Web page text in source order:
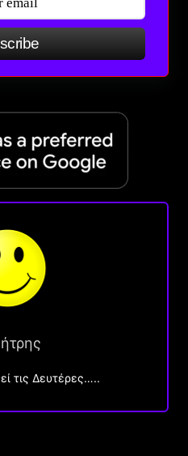
τις Δευτέρες…..